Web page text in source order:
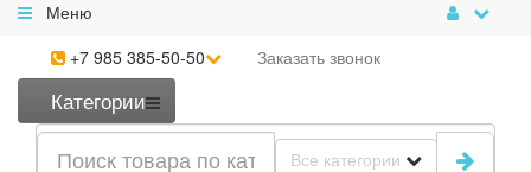
Меню
+7 985 385-50-50
Заказать звонок
Категории
Все категории